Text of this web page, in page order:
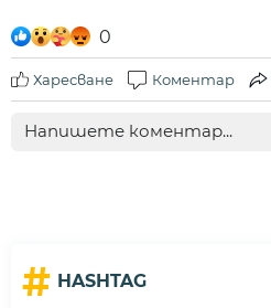
0
Харесване Коментар
# HASHTAG